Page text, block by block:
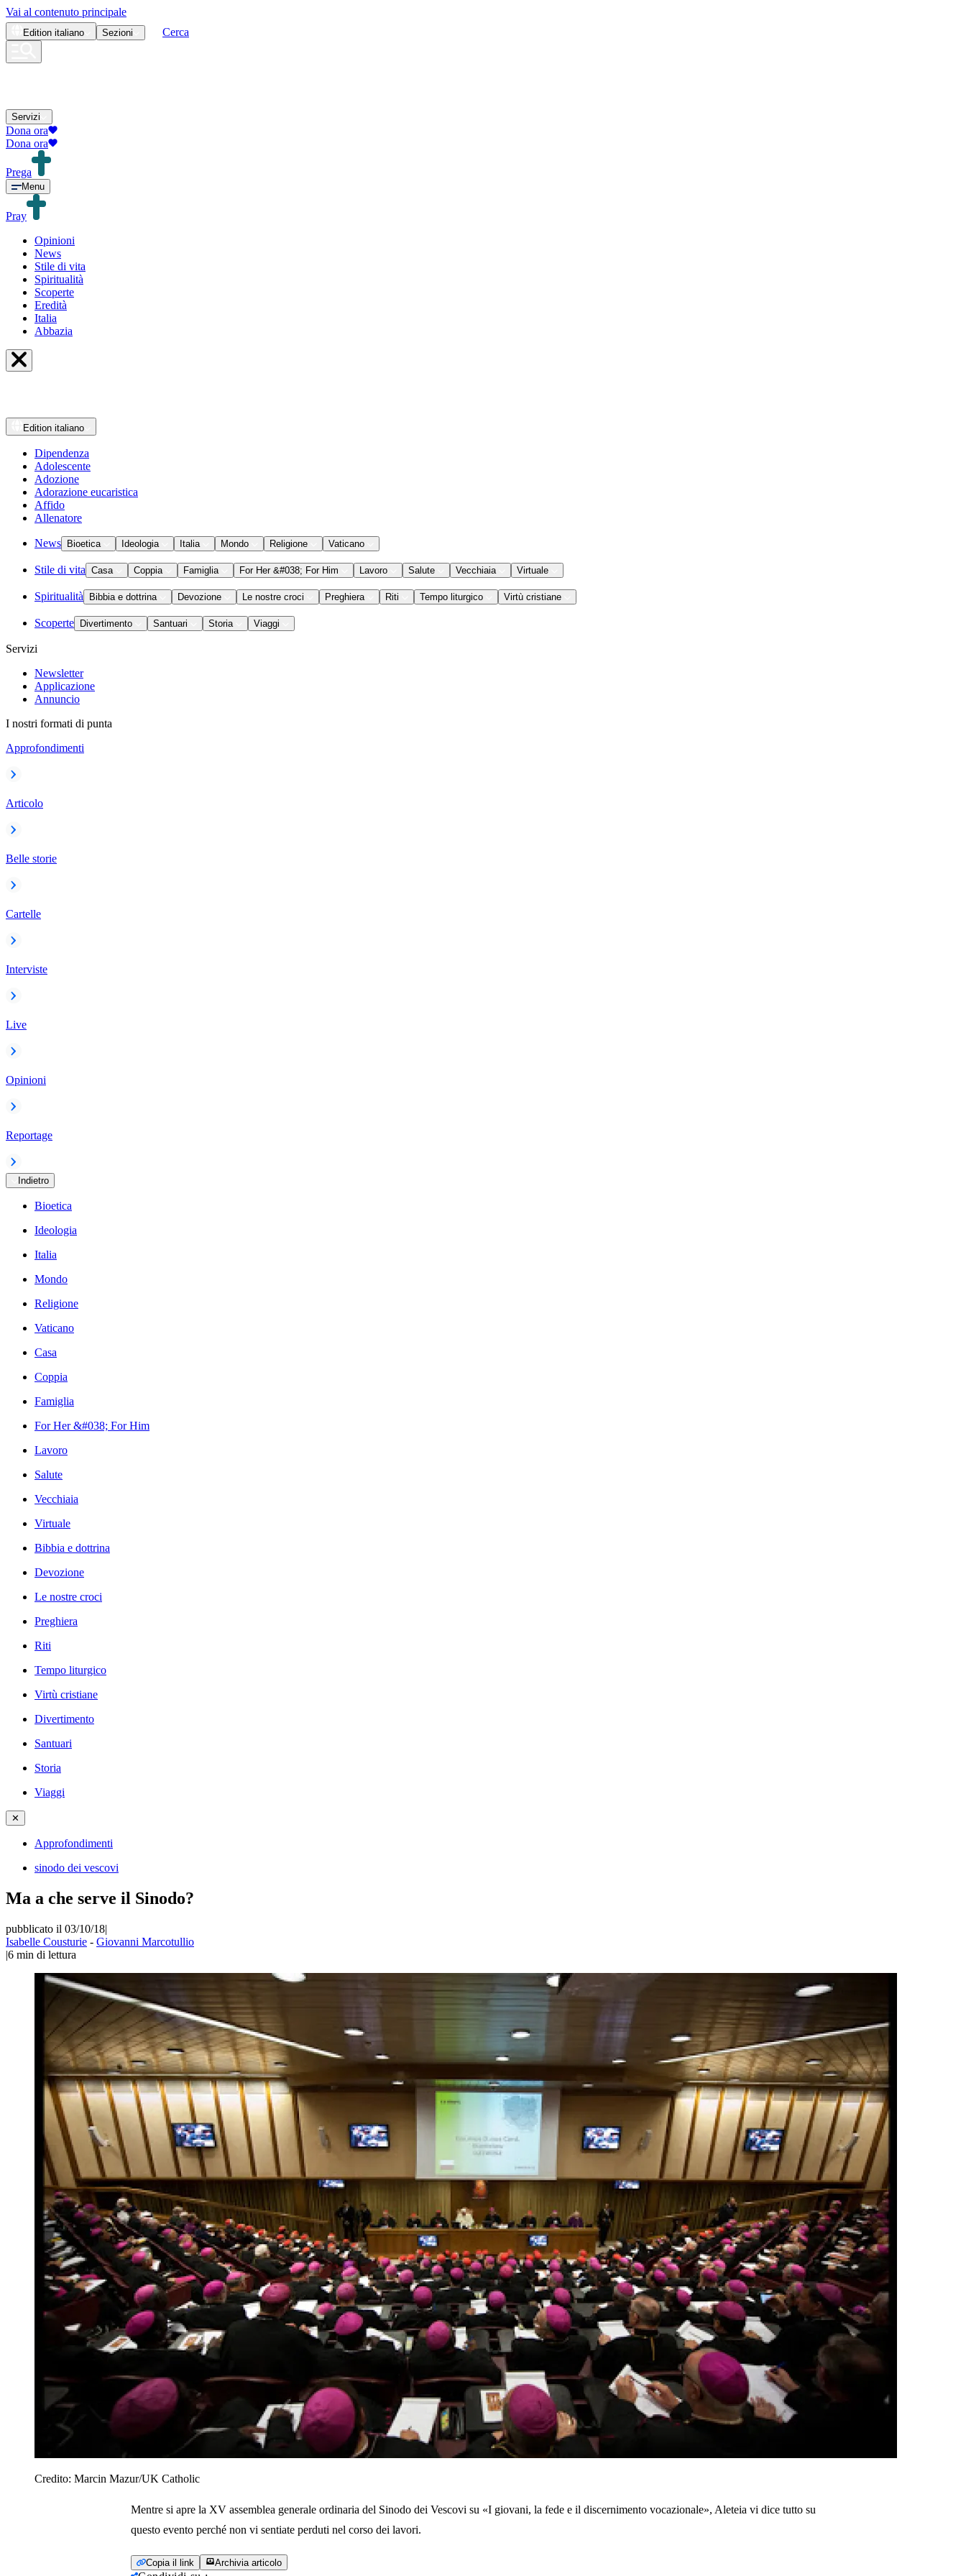
Vai al contenuto principale
Edition italiano Sezioni Cerca
Servizi
Dona ora
Dona ora
Prega
Menu
Pray
Opinioni
News
Stile di vita
Spiritualità
Scoperte
Eredità
Italia
Abbazia
Edition italiano
Dipendenza
Adolescente
Adozione
Adorazione eucaristica
Affido
Allenatore
News Bioetica Ideologia Italia Mondo Religione Vaticano
Stile di vita Casa Coppia Famiglia For Her &#038; For Him Lavoro Salute Vecchiaia Virtuale
Spiritualità Bibbia e dottrina Devozione Le nostre croci Preghiera Riti Tempo liturgico Virtù cristiane
Scoperte Divertimento Santuari Storia Viaggi
Servizi
Newsletter
Applicazione
Annuncio
I nostri formati di punta
Approfondimenti
Articolo
Belle storie
Cartelle
Interviste
Live
Opinioni
Reportage
Indietro
Bioetica
Ideologia
Italia
Mondo
Religione
Vaticano
Casa
Coppia
Famiglia
For Her &#038; For Him
Lavoro
Salute
Vecchiaia
Virtuale
Bibbia e dottrina
Devozione
Le nostre croci
Preghiera
Riti
Tempo liturgico
Virtù cristiane
Divertimento
Santuari
Storia
Viaggi
✕
Approfondimenti
sinodo dei vescovi
Ma a che serve il Sinodo?
pubblicato il 03/10/18|
Isabelle Cousturie - Giovanni Marcotullio
|6 min di lettura
Credito: Marcin Mazur/UK Catholic
Mentre si apre la XV assemblea generale ordinaria del Sinodo dei Vescovi su «I giovani, la fede e il discernimento vocazionale», Aleteia vi dice tutto su
questo evento perché non vi sentiate perduti nel corso dei lavori.
Copia il link Archivia articolo